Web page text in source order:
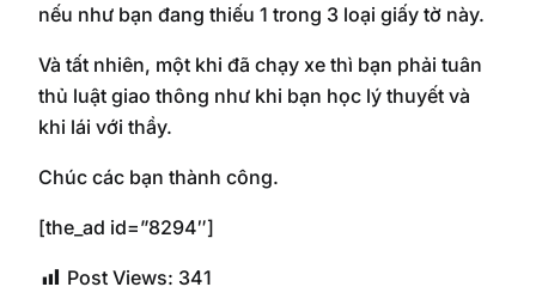
nếu như bạn đang thiếu 1 trong 3 loại giấy tờ này.
Và tất nhiên, một khi đã chạy xe thì bạn phải tuân
thủ luật giao thông như khi bạn học lý thuyết và
khi lái với thầy.
Chúc các bạn thành công.
[the_ad id=”8294″]
Post Views: 341